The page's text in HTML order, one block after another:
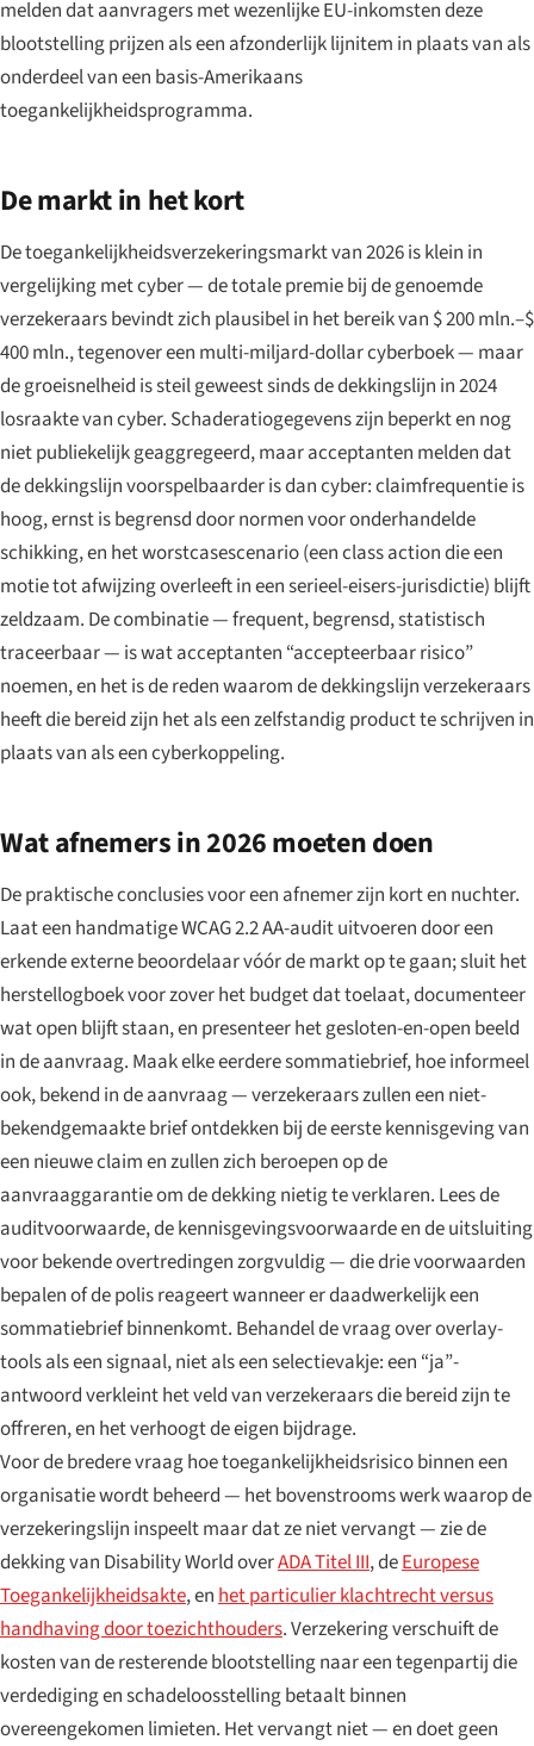
melden dat aanvragers met wezenlijke EU-inkomsten deze
blootstelling prijzen als een afzonderlijk lijnitem in plaats van als
onderdeel van een basis-Amerikaans
toegankelijkheidsprogramma.
De markt in het kort
De toegankelijkheidsverzekeringsmarkt van 2026 is klein in
vergelijking met cyber — de totale premie bij de genoemde
verzekeraars bevindt zich plausibel in het bereik van $ 200 mln.–$
400 mln., tegenover een multi-miljard-dollar cyberboek — maar
de groeisnelheid is steil geweest sinds de dekkingslijn in 2024
losraakte van cyber. Schaderatiogegevens zijn beperkt en nog
niet publiekelijk geaggregeerd, maar acceptanten melden dat
de dekkingslijn voorspelbaarder is dan cyber: claimfrequentie is
hoog, ernst is begrensd door normen voor onderhandelde
schikking, en het worstcasescenario (een class action die een
motie tot afwijzing overleeft in een serieel-eisers-jurisdictie) blijft
zeldzaam. De combinatie — frequent, begrensd, statistisch
traceerbaar — is wat acceptanten “accepteerbaar risico”
noemen, en het is de reden waarom de dekkingslijn verzekeraars
heeft die bereid zijn het als een zelfstandig product te schrijven in
plaats van als een cyberkoppeling.
Wat afnemers in 2026 moeten doen
De praktische conclusies voor een afnemer zijn kort en nuchter.
Laat een handmatige WCAG 2.2 AA-audit uitvoeren door een
erkende externe beoordelaar vóór de markt op te gaan; sluit het
herstellogboek voor zover het budget dat toelaat, documenteer
wat open blijft staan, en presenteer het gesloten-en-open beeld
in de aanvraag. Maak elke eerdere sommatiebrief, hoe informeel
ook, bekend in de aanvraag — verzekeraars zullen een niet-
bekendgemaakte brief ontdekken bij de eerste kennisgeving van
een nieuwe claim en zullen zich beroepen op de
aanvraaggarantie om de dekking nietig te verklaren. Lees de
auditvoorwaarde, de kennisgevingsvoorwaarde en de uitsluiting
voor bekende overtredingen zorgvuldig — die drie voorwaarden
bepalen of de polis reageert wanneer er daadwerkelijk een
sommatiebrief binnenkomt. Behandel de vraag over overlay-
tools als een signaal, niet als een selectievakje: een “ja”-
antwoord verkleint het veld van verzekeraars die bereid zijn te
offreren, en het verhoogt de eigen bijdrage.
Voor de bredere vraag hoe toegankelijkheidsrisico binnen een
organisatie wordt beheerd — het bovenstrooms werk waarop de
verzekeringslijn inspeelt maar dat ze niet vervangt — zie de
dekking van Disability World overADA Titel III, deEuropese
Toegankelijkheidsakte, enhet particulier klachtrecht versus
handhaving door toezichthouders. Verzekering verschuift de
kosten van de resterende blootstelling naar een tegenpartij die
verdediging en schadeloosstelling betaalt binnen
overeengekomen limieten. Het vervangt niet — en doet geen